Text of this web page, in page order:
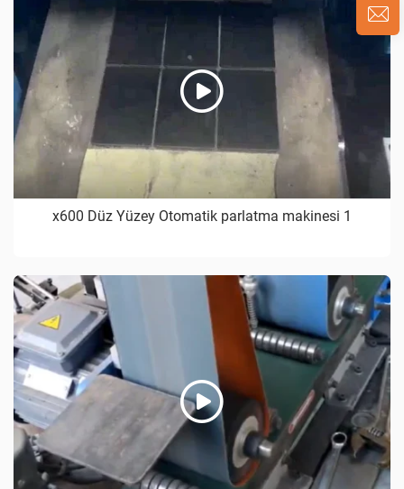
x600 Düz Yüzey Otomatik parlatma makinesi 1